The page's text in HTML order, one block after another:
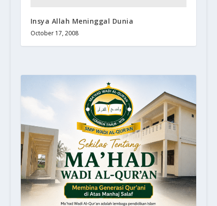
Insya Allah Meninggal Dunia
October 17, 2008